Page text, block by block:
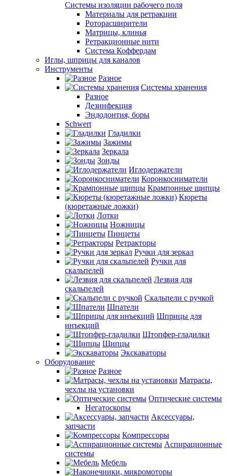
Системы изоляции рабочего поля
Материалы для ретракции
Роторасширители
Матрицы, клинья
Ретракционные нити
Система Коффердам
Иглы, шприцы для каналов
Инструменты
Разное
Системы хранения
Разное
Дезинфекция
Эндодонтия, боры
Schwert
Гладилки
Зажимы
Зеркала
Зонды
Иглодержатели
Коронкосниматели
Крампонные щипцы
Кюреты
(кюретажные ложки)
Лотки
Ножницы
Пинцеты
Ретракторы
Ручки для зеркал
Ручки для
скальпелей
Лезвия для
скальпелей
Скальпели с ручкой
Шпатели
Шприцы для
инъекций
Штопфер-гладилки
Щипцы
Экскаваторы
Оборудование
Разное
Матрасы,
чехлы на установки
Оптические системы
Негатоскопы
Аксессуары,
запчасти
Компрессоры
Аспирационные
системы
Мебель